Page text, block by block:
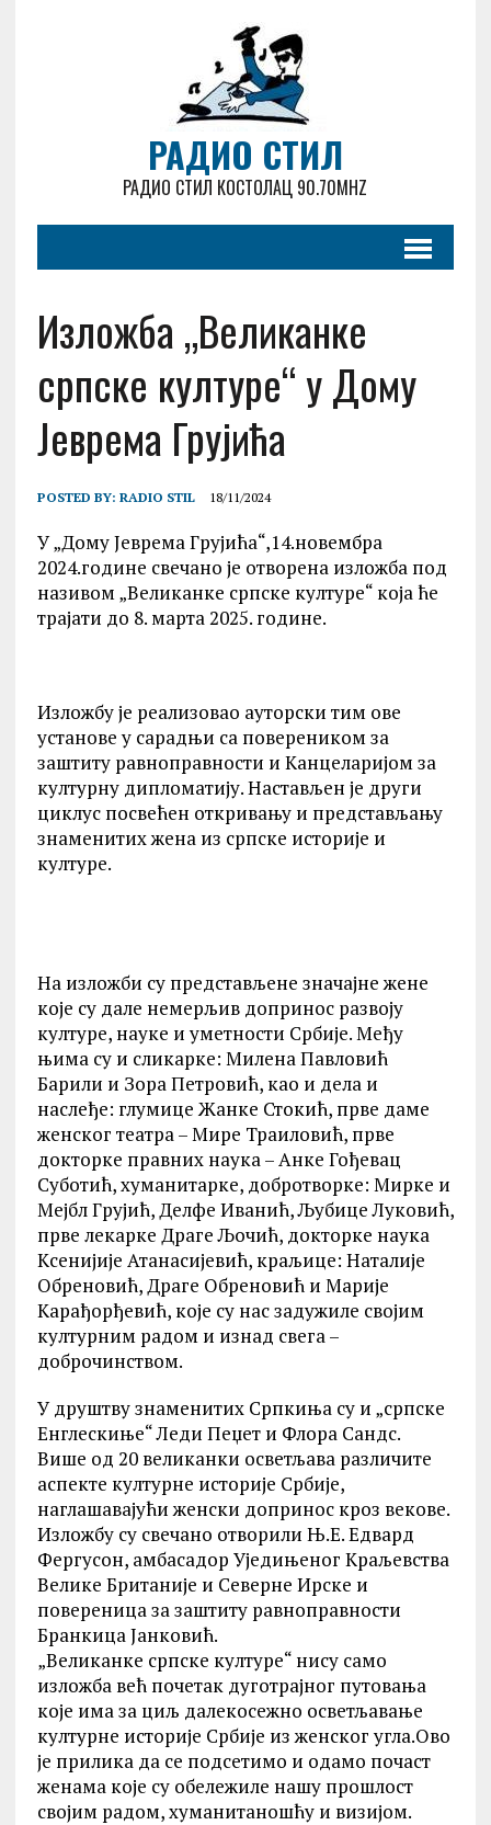
РАДИО СТИЛ
РАДИО СТИЛ КОСТОЛАЦ 90.70MHZ
Изложба „Великанке
српске културе“ у Дому
Јеврема Грујића
POSTED BY: RADIO STIL 18/11/2024
У „Дому Јеврема Грујића“,14.новембра
2024.године свечано је отворена изложба под
називом „Великанке српске културе“ која ће
трајати до 8. марта 2025. године.
Изложбу је реализовао ауторски тим ове
установе у сарадњи са повереником за
заштиту равноправности и Kанцеларијом за
културну дипломатију. Настављен је други
циклус посвећен откривању и представљању
знаменитих жена из српске историје и
културе.
На изложби су представљене значајне жене
које су дале немерљив допринос развоју
културе, науке и уметности Србије. Међу
њима су и сликарке: Милена Павловић
Барили и Зора Петровић, као и дела и
наслеђе: глумице Жанке Стокић, прве даме
женског театра – Мире Траиловић, прве
докторке правних наука – Анке Гођевац
Суботић, хуманитарке, добротворке: Мирке и
Мејбл Грујић, Делфе Иванић, Љубице Луковић,
прве лекарке Драге Љочић, докторке наука
Kсенијије Атанасијевић, краљице: Наталије
Обреновић, Драге Обреновић и Марије
Kарађорђевић, које су нас задужиле својим
културним радом и изнад свега –
доброчинством.
У друштву знаменитих Српкиња су и „српске
Енглескиње“ Леди Пеџет и Флора Сандс.
Више од 20 великанки осветљава различите
аспекте културне историје Србије,
наглашавајући женски допринос кроз векове.
Изложбу су свечано отворили Њ.Е. Едвард
Фергусон, амбасадор Уједињеног Kраљевства
Велике Британије и Северне Ирске и
повереница за заштиту равноправности
Бранкица Јанковић.
„Великанке српске културе“ нису само
изложба већ почетак дуготрајног путовања
које има за циљ далекосежно осветљавање
културне историје Србије из женског угла.Ово
је прилика да се подсетимо и одамо почаст
женама које су обележиле нашу прошлост
својим радом, хуманитаношћу и визијом.